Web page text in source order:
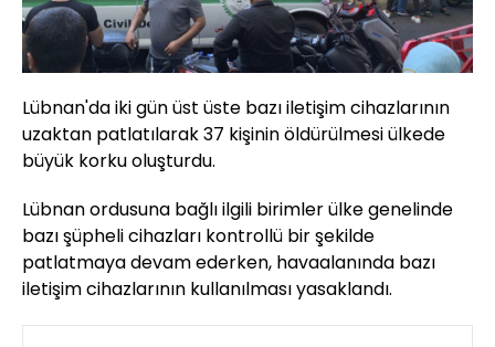
Lübnan'da iki gün üst üste bazı iletişim cihazlarının
uzaktan patlatılarak 37 kişinin öldürülmesi ülkede
büyük korku oluşturdu.
Lübnan ordusuna bağlı ilgili birimler ülke genelinde
bazı şüpheli cihazları kontrollü bir şekilde
patlatmaya devam ederken, havaalanında bazı
iletişim cihazlarının kullanılması yasaklandı.